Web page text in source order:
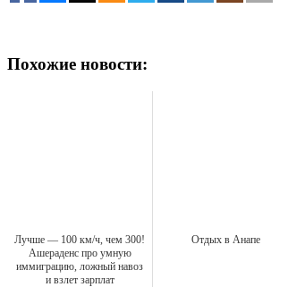
Похожие новости:
Лучше — 100 км/ч, чем 300!
Ашераденс про умную
иммиграцию, ложный навоз
и взлет зарплат
Отдых в Анапе